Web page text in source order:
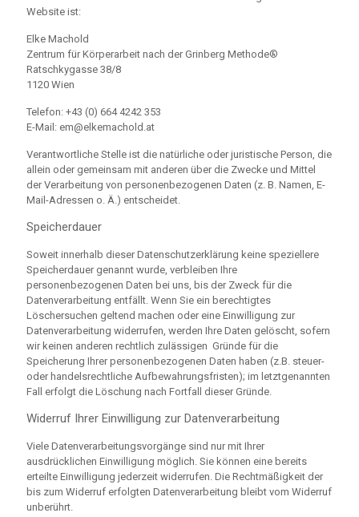
Website ist:
Elke Machold
Zentrum für Körperarbeit nach der Grinberg Methode®
Ratschkygasse 38/8
1120 Wien
Telefon: +43 (0) 664 4242 353
E-Mail: em@elkemachold.at
Verantwortliche Stelle ist die natürliche oder juristische Person, die
allein oder gemeinsam mit anderen über die Zwecke und Mittel
der Verarbeitung von personenbezogenen Daten (z. B. Namen, E-
Mail-Adressen o. Ä.) entscheidet.
Speicherdauer
Soweit innerhalb dieser Datenschutzerklärung keine speziellere
Speicherdauer genannt wurde, verbleiben Ihre
personenbezogenen Daten bei uns, bis der Zweck für die
Datenverarbeitung entfällt. Wenn Sie ein berechtigtes
Löschersuchen geltend machen oder eine Einwilligung zur
Datenverarbeitung widerrufen, werden Ihre Daten gelöscht, sofern
wir keinen anderen rechtlich zulässigen Gründe für die
Speicherung Ihrer personenbezogenen Daten haben (z.B. steuer-
oder handelsrechtliche Aufbewahrungsfristen); im letztgenannten
Fall erfolgt die Löschung nach Fortfall dieser Gründe.
Widerruf Ihrer Einwilligung zur Datenverarbeitung
Viele Datenverarbeitungsvorgänge sind nur mit Ihrer
ausdrücklichen Einwilligung möglich. Sie können eine bereits
erteilte Einwilligung jederzeit widerrufen. Die Rechtmäßigkeit der
bis zum Widerruf erfolgten Datenverarbeitung bleibt vom Widerruf
unberührt.